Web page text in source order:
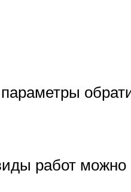
работ можно